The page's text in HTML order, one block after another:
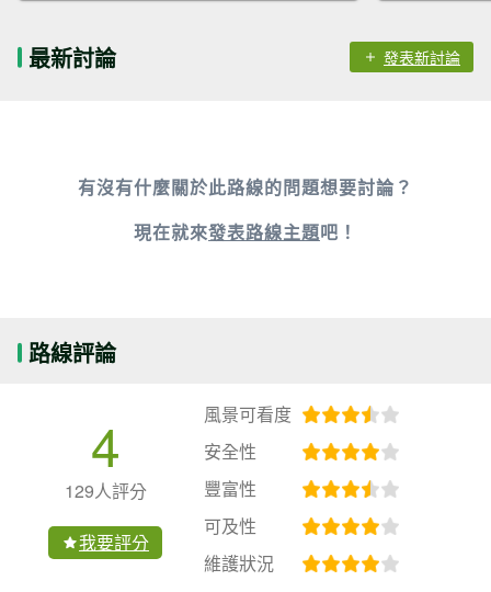
最新討論 發表新討論
有沒有什麼關於此路線的問題想要討論？
現在就來發表路線主題吧！
路線評論
4
129人評分
我要評分
風景可看度
安全性
豐富性
可及性
維護狀況